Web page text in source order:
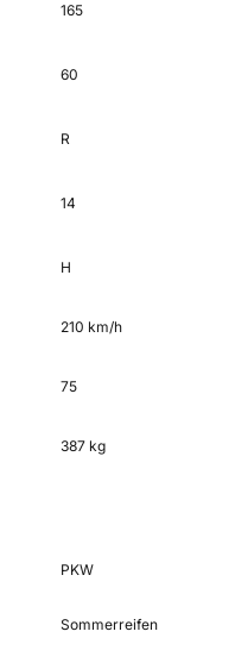
165
60
R
14
H
210 km/h
75
387 kg
PKW
Sommerreifen